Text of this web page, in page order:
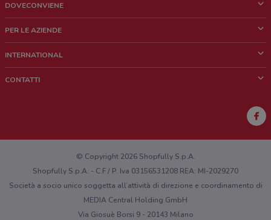
DOVECONVIENE
Chi siamo
Lavora con noi
PER LE AZIENDE
Richieste commerciali e marketing
INTERNATIONAL
CONTATTI
Hai un malfunzionamento sul web o sull'app?
© Copyright 2026 Shopfully S.p.A.
Shopfully S.p.A. - C.F / P. Iva 03156531208 REA: MI-2029270
Società a socio unico soggetta all’attività di direzione e coordinamento di
MEDIA Central Holding GmbH
Via Giosuè Borsi 9 - 20143 Milano